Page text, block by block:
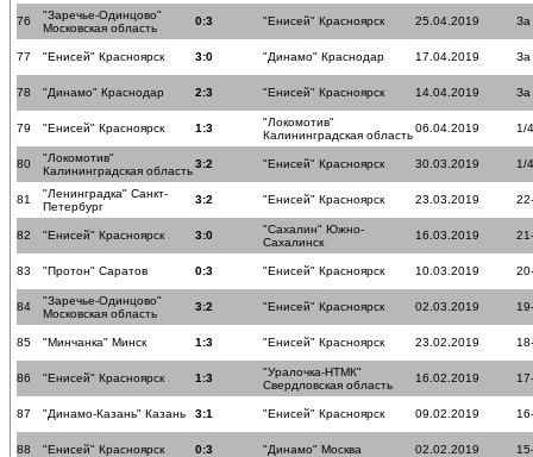
76
"Заречье-Одинцово"
Московская область
0:3 "Енисей" Красноярск 25.04.2019 За
77 "Енисей" Красноярск 3:0 "Динамо" Краснодар 17.04.2019 За
78 "Динамо" Краснодар 2:3 "Енисей" Красноярск 14.04.2019 За
79 "Енисей" Красноярск 1:3
"Локомотив"
Калининградская область
06.04.2019 1/
80
"Локомотив"
Калининградская область
3:2 "Енисей" Красноярск 30.03.2019 1/
81
"Ленинградка" Санкт-
Петербург
3:2 "Енисей" Красноярск 23.03.2019
82 "Енисей" Красноярск 3:0
"Сахалин" Южно-
Сахалинск
16.03.2019
83 "Протон" Саратов 0:3 "Енисей" Красноярск 10.03.2019
84
"Заречье-Одинцово"
Московская область
3:2 "Енисей" Красноярск 02.03.2019
85 "Минчанка" Минск 1:3 "Енисей" Красноярск 23.02.2019
86 "Енисей" Красноярск 1:3
"Уралочка-НТМК"
Свердловская область
16.02.2019
87 "Динамо-Казань" Казань 3:1 "Енисей" Красноярск 09.02.2019
88 "Енисей" Красноярск 0:3 "Динамо" Москва 02.02.2019